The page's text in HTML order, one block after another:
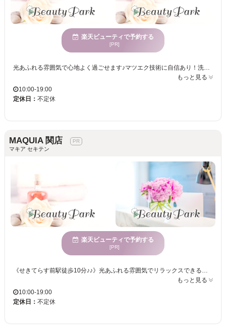
楽天ビューティで予約する
[PR]
光あふれる雰囲気で心地よく過ごせます♪マツエク技術に自信あり！洗練された技術で理想の目元へ。様々な世代に愛されるサロンで魅力を引き出しませんか？ MAQUIA 多治見店では、さまざまな年齢に対応したマツエク施術を提供しています。店内は広々とした空間が広がり、心地よい明るさが魅力です。トレンドを取り入れつつも、お客様一人ひとりに似合うスタイルを提案する技術が際立っているため、幅広い年齢層の方がリピーターになってくださっています。心身が休まる場所でゆっくりと施術を受け、自然と自信が溢れてくる新しい自分と出会うことができます。皆様が安心してお越しいただけるよう、アットホームな空間でお待ちしております。MAQUIA 多治見店で、まつげの魅力を最大限に引き出し、理想の仕上がりを手に入れてください。
もっと見る
10:00-19:00
定休日： 不定休
MAQUIA 関店
マキア セキテン
楽天ビューティで予約する
[PR]
もっと見る
10:00-19:00
定休日： 不定休